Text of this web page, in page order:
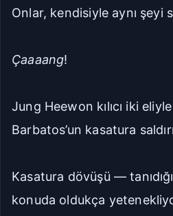
Onlar, kendisiyle aynı şeyi
Çaaaang!
Jung Heewon kılıcı iki
Barbatos’un kasatura
Kasatura dövüşü —
konuda oldukça